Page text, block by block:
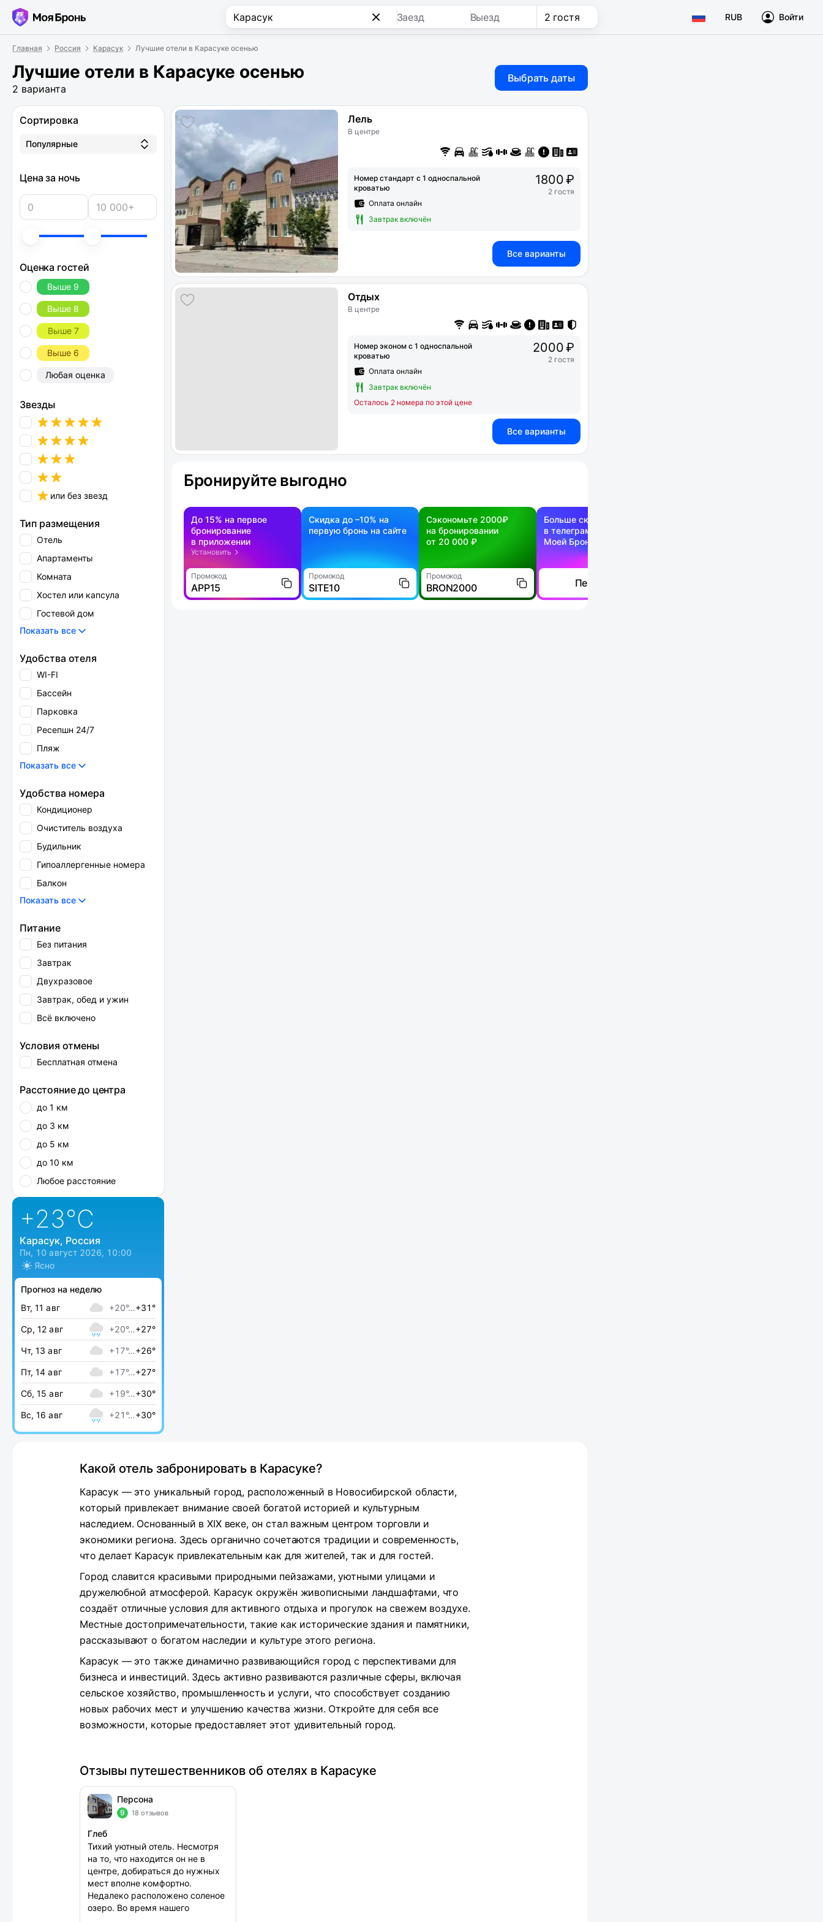
Заезд Выезд 2 гостя RUB Войти
Главная Россия Карасук Лучшие отели в Карасуке осенью
Лучшие отели в Карасуке осенью
2 варианта
Выбрать даты
Сортировка
Популярные
Цена за ночь
Оценка гостей
Выше 9
Выше 8
Выше 7
Выше 6
Любая оценка
Звезды
или без звезд
Тип размещения
Отель
Апартаменты
Комната
Хостел или капсула
Гостевой дом
Показать все
Удобства отеля
WI-FI
Бассейн
Парковка
Ресепшн 24/7
Пляж
Показать все
Удобства номера
Кондиционер
Очиститель воздуха
Будильник
Гипоаллергенные номера
Балкон
Показать все
Питание
Без питания
Завтрак
Двухразовое
Завтрак, обед и ужин
Всё включено
Условия отмены
Бесплатная отмена
Расстояние до центра
до 1 км
до 3 км
до 5 км
до 10 км
Любое расстояние
+23°C
Карасук, Россия
Пн, 10 август 2026, 10:00
Ясно
Прогноз на неделю
Вт, 11 авг
+20°…+31°
Ср, 12 авг +20°…+27°
Чт, 13 авг +17°…+26°
Пт, 14 авг +17°…+27°
Сб, 15 авг +19°…+30°
Вс, 16 авг +21°…+30°
Лель
В центре
Номер стандарт с 1 односпальной
кроватью
Оплата онлайн
Завтрак включён
1800 ₽
2 гостя
Все варианты
Отдых
В центре
Номер эконом с 1 односпальной
кроватью
Оплата онлайн
Завтрак включён
Осталось 2 номера по этой цене
2000 ₽
2 гостя
Все варианты
Бронируйте выгодно
До 15% на первое
бронирование
в приложении
Установить
Промокод
APP15
Скидка до –10% на
первую бронь на сайте
Промокод
SITE10
Сэкономьте 2000₽
на бронировании
от 20 000 ₽
Промокод
BRON2000
Больше скидок —
в телеграм-канале
Моей Брони
Перейти
Какой отель забронировать в Карасуке?
Карасук — это уникальный город, расположенный в Новосибирской области,
который привлекает внимание своей богатой историей и культурным
наследием. Основанный в XIX веке, он стал важным центром торговли и
экономики региона. Здесь органично сочетаются традиции и современность,
что делает Карасук привлекательным как для жителей, так и для гостей.
Город славится красивыми природными пейзажами, уютными улицами и
дружелюбной атмосферой. Карасук окружён живописными ландшафтами, что
создаёт отличные условия для активного отдыха и прогулок на свежем воздухе.
Местные достопримечательности, такие как исторические здания и памятники,
рассказывают о богатом наследии и культуре этого региона.
Карасук — это также динамично развивающийся город с перспективами для
бизнеса и инвестиций. Здесь активно развиваются различные сферы, включая
сельское хозяйство, промышленность и услуги, что способствует созданию
новых рабочих мест и улучшению качества жизни. Откройте для себя все
возможности, которые предоставляет этот удивительный город.
Отзывы путешественников об отелях в Карасуке
Персона
9 18 отзывов
Глеб
Тихий уютный отель. Несмотря
на то, что находится он не в
центре, добираться до нужных
мест вполне комфортно.
Недалеко расположено соленое
озеро. Во время нашего